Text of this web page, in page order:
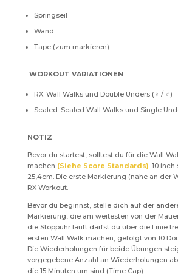
Springseil
Wand
Tape (zum markieren)
WORKOUT VARIATIONEN
RX: Wall Walks und Double Unders (♀ / ♂)
Scaled: Scaled Wall Walks und Single
NOTIZ
Bevor du startest, solltest du für die Wall
machen (Siehe Score Standards). 10
25,4cm. Die erste Markierung (nahe an der
RX Workout.
Bevor du beginnst, stelle dich auf der
Markierung, die am weitesten von der
die Stoppuhr läuft darfst du über die Linie
ersten Wall Walk machen, gefolgt von 10
Die Wiederholungen für beide Übungen
vorgegebene Anzahl an Wiederholungen
die 15 Minuten um sind (Time Cap)